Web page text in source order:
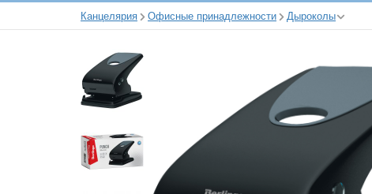
Канцелярия Офисные принадлежности Дыроколы